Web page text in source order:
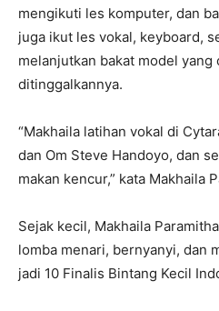
mengikuti les komputer, dan
juga ikut les vokal, keyboard,
melanjutkan bakat model yang
ditinggalkannya.
“Makhaila latihan vokal di
dan Om Steve Handoyo, dan
makan kencur,” kata Makhaila
Sejak kecil, Makhaila
lomba menari, bernyanyi, dan
jadi 10 Finalis Bintang Kecil